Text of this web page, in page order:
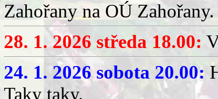
Zahořany na OÚ Zahořany.
28. 1. 2026 středa 18.00:
24. 1. 2026 sobota 20.00:
Taky taky.